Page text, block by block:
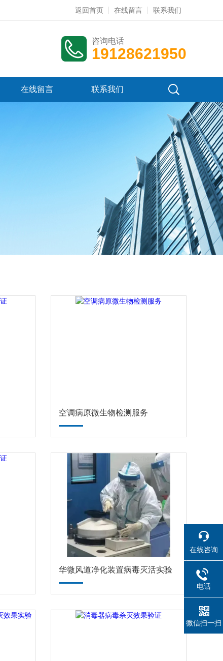
返回首页 在线留言 联系我们
咨询电话
19128621950
在线留言 联系我们
空调病原微生物检测服务
华微风道净化装置病毒灭活实验
在线咨询
电话
微信扫一扫